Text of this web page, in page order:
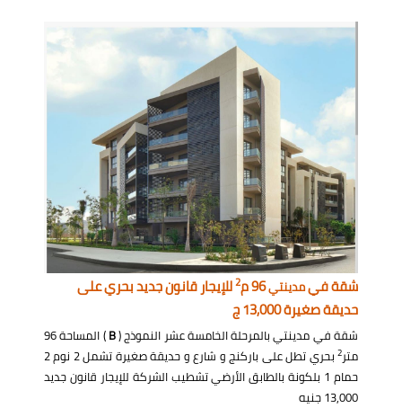
شقة فيمدينتي96 م 2للإيجار قانون جديد بحري على
حديقة صغيرة 13,000 ج
شقة في مدينتي بالمرحلة الخامسة عشر النموذج (B
) المساحة 96
متر2
بحري تطل على باركنج و شارع و حديقة صغيرة تشمل 2 نوم 2
حمام 1 بلكونة بالطابق الأرضي تشطيب الشركة للإيجار قانون جديد
13,000 جنيه